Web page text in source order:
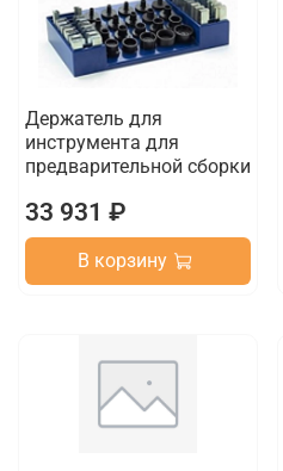
Держатель для
инструмента для
предварительной сборки
33 931 ₽
В корзину